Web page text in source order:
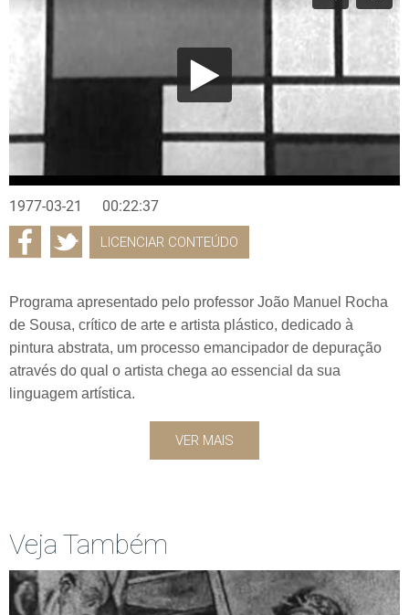
1977-03-21 00:22:37
LICENCIAR CONTEÚDO
Programa apresentado pelo professor João Manuel Rocha
de Sousa, crítico de arte e artista plástico, dedicado à
pintura abstrata, um processo emancipador de depuração
através do qual o artista chega ao essencial da sua
linguagem artística.
VER MAIS
Veja Também